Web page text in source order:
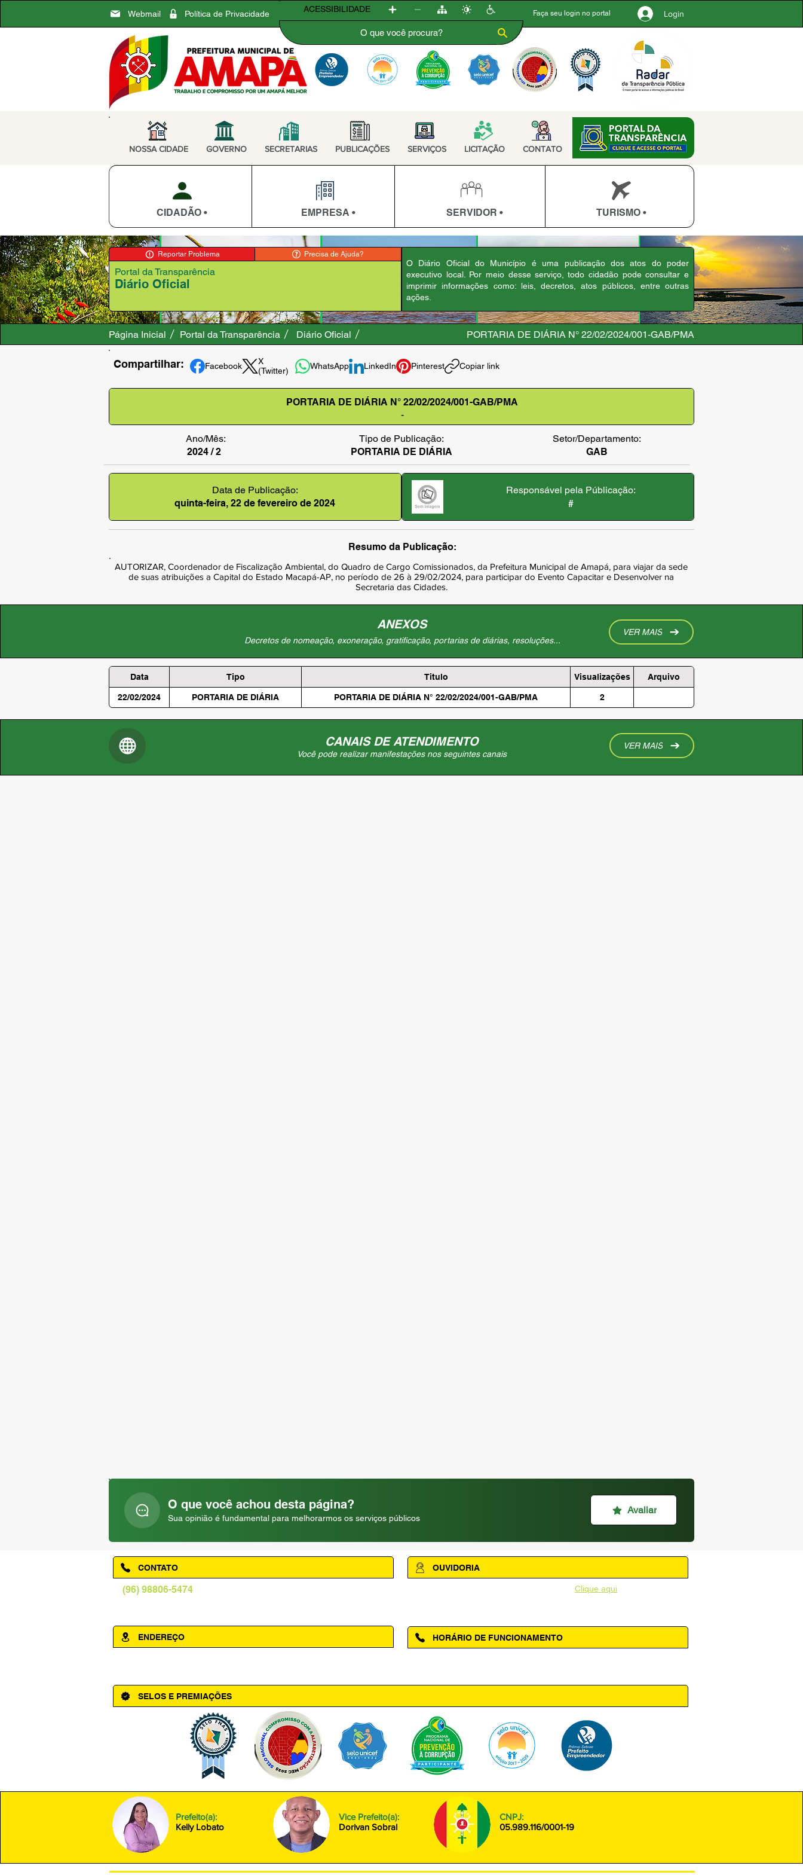
Webmail Política de Privacidade Faça seu login no portal Login
ACESSIBILIDADE
NOSSA CIDADE GOVERNO SECRETARIAS PUBLICAÇÕES SERVIÇOS LICITAÇÃO CONTATO
CIDADÃO • EMPRESA • SERVIDOR • TURISMO •
Reportar Problema Precisa de Ajuda?
Diário Oficial
Portal da Transparência
O Diário Oficial do Município é uma publicação dos atos do poder
executivo local. Por meio desse serviço, todo cidadão pode consultar e
imprimir informações como: leis, decretos, atos públicos, entre outras
ações.
Página Inicial Portal da Transparência Diário Oficial PORTARIA DE DIÁRIA N° 22/02/2024/001-GAB/PMA
Compartilhar: Facebook
X
(Twitter)
WhatsApp LinkedIn Pinterest Copiar link
PORTARIA DE DIÁRIA N° 22/02/2024/001-GAB/PMA
-
Ano/Mês:
2024 / 2
Tipo de Publicação:
PORTARIA DE DIÁRIA
Setor/Departamento:
GAB
Data de Publicação:
quinta-feira, 22 de fevereiro de 2024
Responsável pela Públicação:
#
Resumo da Publicação:
AUTORIZAR, Coordenador de Fiscalização Ambiental, do Quadro de Cargo Comissionados, da Prefeitura Municipal de Amapá, para viajar da sede
de suas atribuições a Capital do Estado Macapá-AP, no período de 26 à 29/02/2024, para participar do Evento Capacitar e Desenvolver na
Secretaria das Cidades.
ANEXOS
Decretos de nomeação, exoneração, gratificação, portarias de diárias, resoluções...
VER MAIS
Data Tipo Titulo Visualizações Arquivo
22/02/2024 PORTARIA DE DIÁRIA PORTARIA DE DIÁRIA N° 22/02/2024/001-GAB/PMA 2
CANAIS DE ATENDIMENTO
Você pode realizar manifestações nos seguintes canais
VER MAIS
O que você achou desta página?
Sua opinião é fundamental para melhorarmos os serviços públicos
Avaliar
(96) 98806-5474
CONTATO
ENDEREÇO
Clique aqui
OUVIDORIA
HORÁRIO DE FUNCIONAMENTO
SELOS E PREMIAÇÕES
Prefeito(a):
Kelly Lobato
Vice Prefeito(a):
Dorivan Sobral
CNPJ:
05.989.116/0001-19